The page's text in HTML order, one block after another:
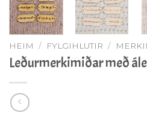
HEIM / FYLGIHLUTIR /
Leðurmerkimiðar með